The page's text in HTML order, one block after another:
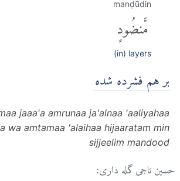
manḍūdin
مَّنضُودٍ
(in) layers
بر هم فشرده شده
jaaa'a amrunaa ja'alnaa 'aaliyahaa
wa amtamaa 'alaihaa hijaaratam min
sijjeelim mandood
حسین تاجی گله داری: